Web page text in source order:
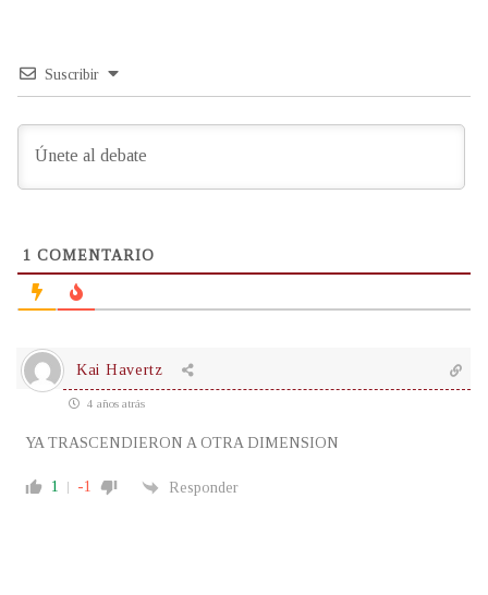
Suscribir
1 COMENTARIO
Kai Havertz
4 años atrás
YA TRASCENDIERON A OTRA DIMENSION
1 -1 Responder